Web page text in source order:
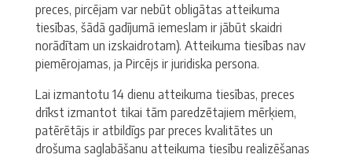
preces, pircējam var nebūt obligātas atteikuma
tiesības, šādā gadījumā iemeslam ir jābūt skaidri
norādītam un izskaidrotam). Atteikuma tiesības nav
piemērojamas, ja Pircējs ir juridiska persona.
Lai izmantotu 14 dienu atteikuma tiesības, preces
drīkst izmantot tikai tām paredzētajiem mērķiem,
patērētājs ir atbildīgs par preces kvalitātes un
drošuma saglabāšanu atteikuma tiesību realizēšanas